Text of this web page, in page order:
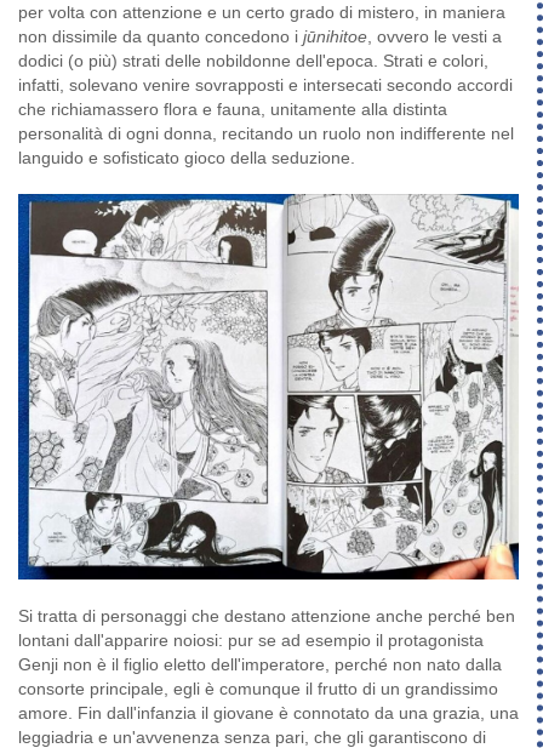
per volta con attenzione e un certo grado di mistero, in maniera
non dissimile da quanto concedono i jūnihitoe , ovvero le vesti a
dodici (o più) strati delle nobildonne dell'epoca. Strati e colori,
infatti, solevano venire sovrapposti e intersecati secondo accordi
che richiamassero flora e fauna, unitamente alla distinta
personalità di ogni donna, recitando un ruolo non indifferente nel
languido e sofisticato gioco della seduzione.
Si tratta di personaggi che destano attenzione anche perché ben
lontani dall'apparire noiosi: pur se ad esempio il protagonista
Genji non è il figlio eletto dell'imperatore, perché non nato dalla
consorte principale, egli è comunque il frutto di un grandissimo
amore. Fin dall'infanzia il giovane è connotato da una grazia, una
leggiadria e un'avvenenza senza pari, che gli garantiscono di